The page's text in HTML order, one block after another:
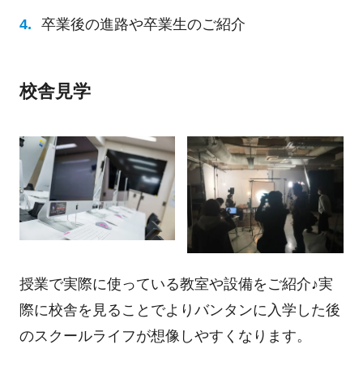
卒業後の進路や卒業生のご紹介
校舎見学
授業で実際に使っている教室や設備をご紹介♪実
際に校舎を見ることでよりバンタンに入学した後
のスクールライフが想像しやすくなります。